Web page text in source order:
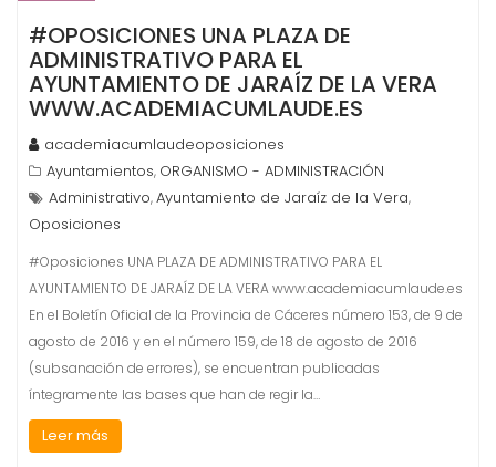
#OPOSICIONES UNA PLAZA DE
ADMINISTRATIVO PARA EL
AYUNTAMIENTO DE JARAÍZ DE LA VERA
WWW.ACADEMIACUMLAUDE.ES
academiacumlaudeoposiciones
Ayuntamientos, ORGANISMO - ADMINISTRACIÓN
Administrativo,Ayuntamiento de Jaraíz de la Vera,
Oposiciones
#Oposiciones UNA PLAZA DE ADMINISTRATIVO PARA EL
AYUNTAMIENTO DE JARAÍZ DE LA VERA www.academiacumlaude.es
En el Boletín Oficial de la Provincia de Cáceres número 153, de 9 de
agosto de 2016 y en el número 159, de 18 de agosto de 2016
(subsanación de errores), se encuentran publicadas
íntegramente las bases que han de regir la…
Leer más